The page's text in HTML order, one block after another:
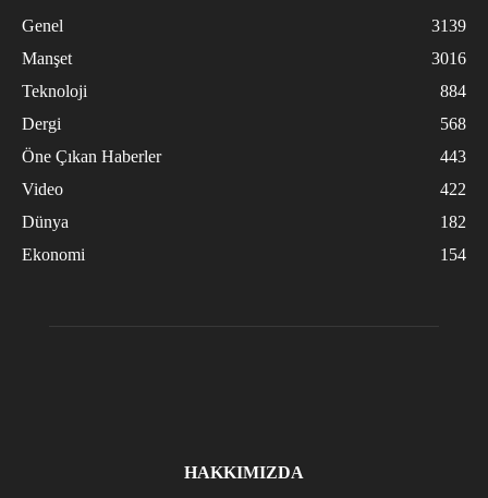
Genel
3139
Manşet
3016
Teknoloji
884
Dergi
568
Öne Çıkan Haberler
443
Video
422
Dünya
182
Ekonomi
154
HAKKIMIZDA